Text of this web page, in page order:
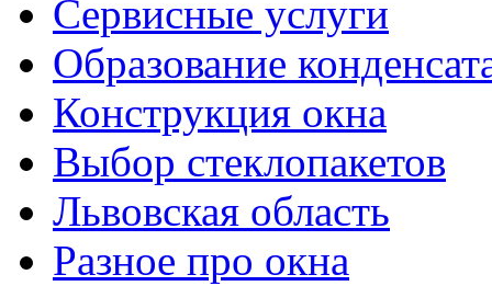
Сервисные услуги
Образование
Конструкция окна
Выбор стеклопакетов
Львовская область
Разное про окна